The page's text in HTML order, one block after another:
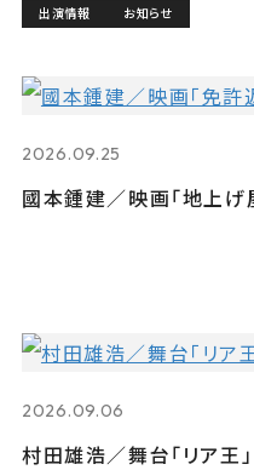
出演情報 お知らせ
2026.09.25
國本鍾建／映画「地上げ
2026.09.06
村田雄浩／舞台「リア王」